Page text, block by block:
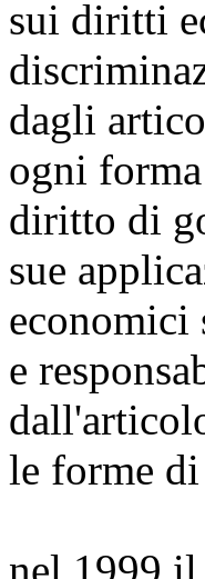
sui diritti
dagli
ogni
diritto di
sue
economici
e
le forme
nel 1999 il